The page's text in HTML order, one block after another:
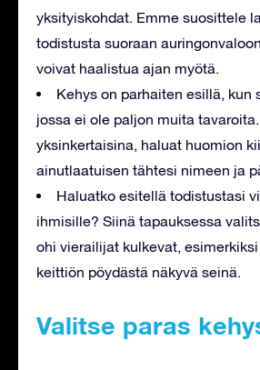
yksityiskohdat. Emme suosittele
todistusta suoraan
voivat haalistua ajan myötä.
Kehys on parhaiten esillä, kun
jossa ei ole paljon muita
yksinkertaisina, haluat huomion
ainutlaatuisen tähtesi nimeen ja
Haluatko esitellä todistustasi
ihmisille? Siinä tapauksessa
ohi vierailijat kulkevat,
keittiön pöydästä näkyvä seinä.
Valitse paras